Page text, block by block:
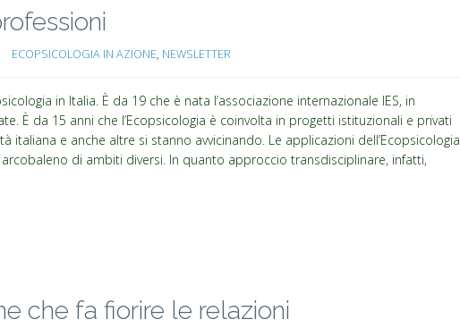
ECOPSICOLOGIA IN AZIONE, NEWSLETTER
in Italia. È da 19 che è nata l’associazione internazionale IES, in
È da 15 anni che l’Ecopsicologia è coinvolta in progetti istituzionali e privati
italiana e anche altre si stanno avvicinando. Le applicazioni dell’Ecopsicologia
di ambiti diversi. In quanto approccio transdisciplinare, infatti,
che fa fiorire le relazioni